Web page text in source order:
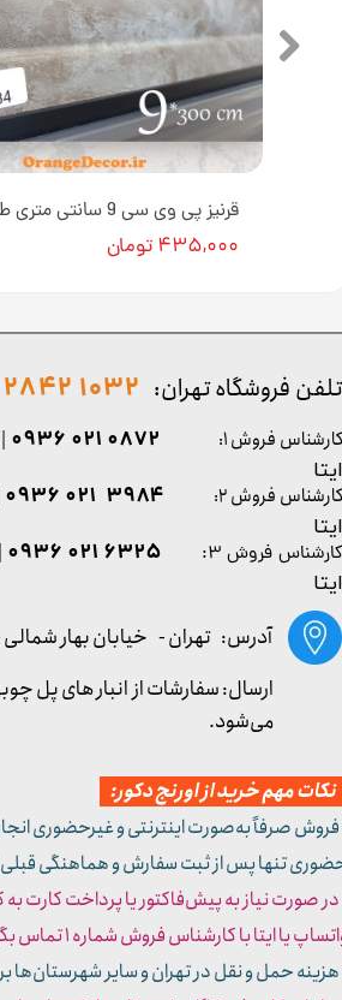
۴۳۵,۰۰۰ تومان
کارشناس فروش ۳: ۶۳۲۵ ۰۲۱ ۰۹۳۶
ایتا
آدرس: تهران - خیابان بهار
تلفن فروشگاه تهران: 1032 2842 - 021
مهم خرید از اورنج دکور:
صرفاً به‌صورت اینترنتی و غیرحضوری
تنها پس از ثبت سفارش و هماهنگی قبلی
صورت نیاز به پیش‌فاکتور یا پرداخت کارت به
یا ایتا با کارشناس فروش شماره ۱ تماس بگیرید.
حمل و نقل در تهران و سایر
کارشناس فروش ۱: 0872 021 0936
ایتا
کارشناس فروش ۲:
۳۹۸۴ ۰۲۱ ۰۹۳۶
ایتا
ارسال: سفارشات از انبار های پل
می‌شود.